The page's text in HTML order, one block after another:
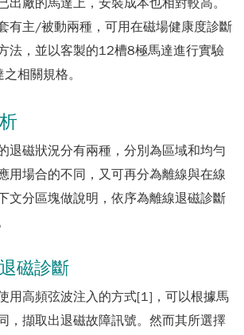
出廠的馬達上，安裝成本也相對較高。
有主/被動兩種，可用在磁場健康度診斷
法，並以客製的12槽8極馬達進行實驗
相關規格。
退磁狀況分有兩種，分別為區域和均勻
用場合的不同，又可再分為離線與在線
文分區塊做說明，依序為離線退磁診斷
磁診斷
用高頻弦波注入的方式[1]，可以根據馬
，擷取出退磁故障訊號。然而其所選擇